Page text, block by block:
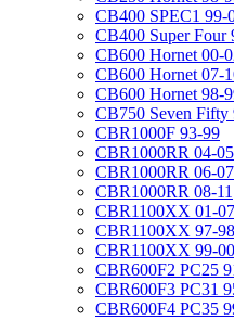
CB400 SPEC1 99-
CB400 Super Four
CB600 Hornet 00-
CB600 Hornet 07-
CB600 Hornet 98-
CB750 Seven Fifty
CBR1000F 93-99
CBR1000RR 04-05
CBR1000RR 06-07
CBR1000RR 08-11
CBR1100XX 01-07
CBR1100XX 97-98
CBR1100XX 99-00
CBR600F2 PC25
CBR600F3 PC31
CBR600F4 PC35